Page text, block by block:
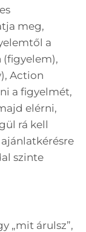
meg,
a
(figyelem),
Action
a figyelmét,
elérni,
rá kell
szinte
„mit árulsz”,